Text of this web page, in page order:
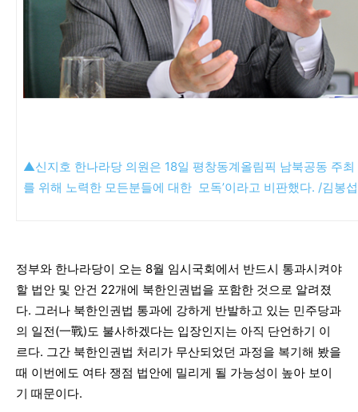
▲신지호 한나라당 의원은 18일 평창동계올림픽 남북공동 주최
를 위해 노력한 모든분들에 대한 모독’이라고 비판했다. /김봉
정부와 한나라당이 오는 8월 임시국회에서 반드시 통과시켜야
할 법안 및 안건 22개에 북한인권법을 포함한 것으로 알려졌
다. 그러나 북한인권법 통과에 강하게 반발하고 있는 민주당과
의 일전(一戰)도 불사하겠다는 입장인지는 아직 단언하기 이
르다. 그간 북한인권법 처리가 무산되었던 과정을 복기해 봤을
때 이번에도 여타 쟁점 법안에 밀리게 될 가능성이 높아 보이
기 때문이다.